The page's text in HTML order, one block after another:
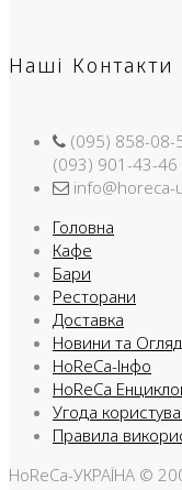
Наші Контакти
(095) 858-08-
(093) 901-43-46
info@horeca-
Головна
Кафе
Бари
Ресторани
Доставка
Новини та
HoReCa-Інфо
HoReCa
Угода
Правила
HoReCa-УКРАЇНА ©